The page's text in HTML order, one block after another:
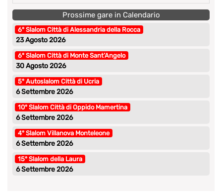
Prossime gare in Calendario
6° Slalom Città di Alessandria della Rocca
23 Agosto 2026
6° Slalom Città di Monte Sant’Angelo
30 Agosto 2026
5° Autoslalom Città di Ucria
6 Settembre 2026
10° Slalom Città di Oppido Mamertina
6 Settembre 2026
4° Slalom Villanova Monteleone
6 Settembre 2026
15° Slalom della Laura
6 Settembre 2026